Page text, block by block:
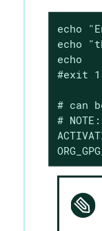
echo
echo
echo
#exit 1
# can
#